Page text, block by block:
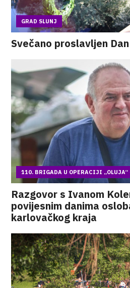
GRAD SLUNJ
Svečano proslavljen
110. BRIGADA U OPERACIJI „OLUJA“
Razgovor s Ivanom
povijesnim danima
karlovačkog kraja